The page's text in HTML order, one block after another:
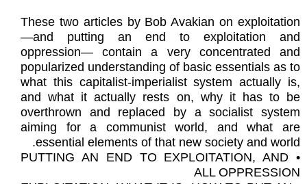
These two articles by Bob Avakian on exploitation
—and putting an end to exploitation and
oppression— contain a very concentrated and
popularized understanding of basic essentials as to
what this capitalist-imperialist system actually is,
and what it actually rests on, why it has to be
overthrown and replaced by a socialist system
aiming for a communist world, and what are
essential elements of that new society and world.
• PUTTING AN END TO EXPLOITATION, AND
ALL OPPRESSION